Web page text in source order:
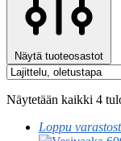
Näytä tuoteosastot
Näytetään kaikki 4
Loppu